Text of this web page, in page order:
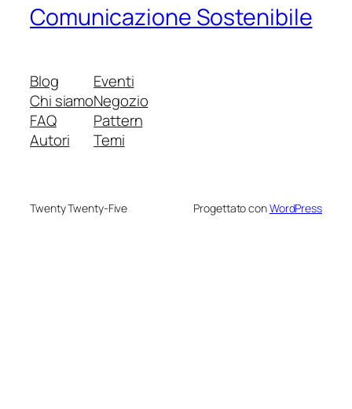
Comunicazione Sostenibile
Blog
Chi siamo
FAQ
Autori
Eventi
Negozio
Pattern
Temi
Twenty Twenty-Five Progettato conWordPress